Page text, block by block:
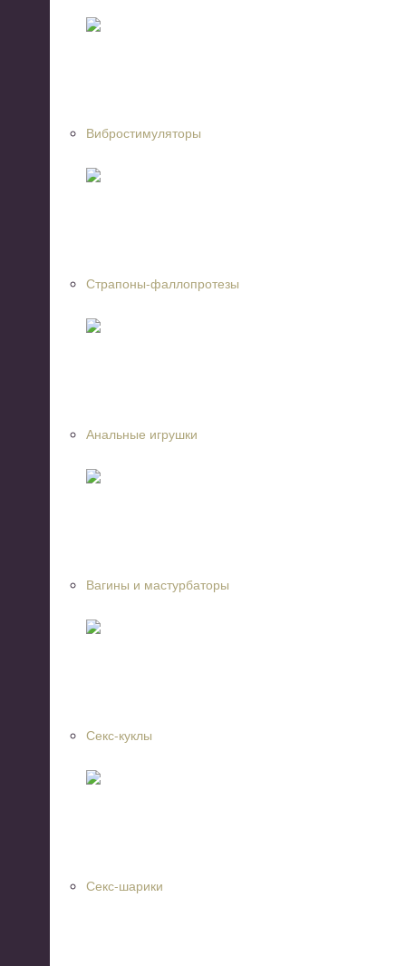
Вибростимуляторы
Страпоны-фаллопротезы
Анальные игрушки
Вагины и мастурбаторы
Секс-куклы
Секс-шарики